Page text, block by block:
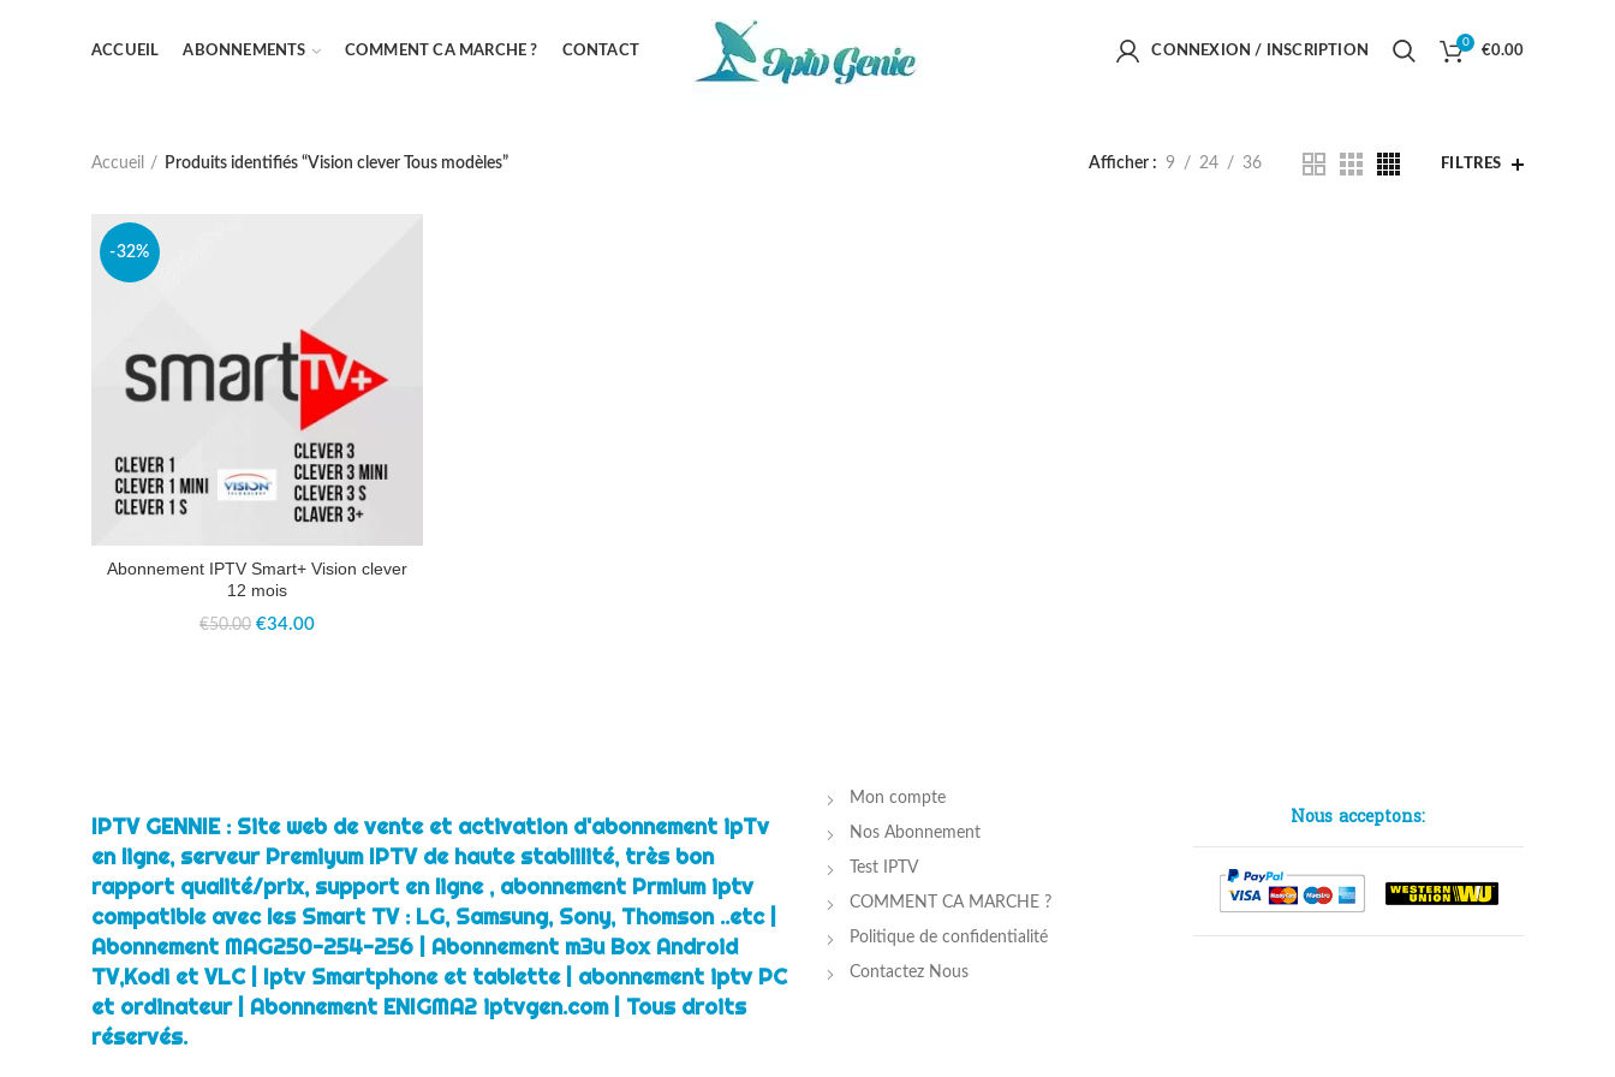
ACCUEIL ABONNEMENTS COMMENT CA MARCHE ? CONTACT CONNEXION / INSCRIPTION
0
€0.00
Accueil Produits identifiés “Vision clever Tous modèles” Afficher 9 24 36 FILTRES
-32%
Abonnement IPTV Smart+ Vision clever
12 mois
€50.00 Le
€34.00Le
IPTV GENNIE : Site web de vente et activation d'abonnement ipTv
en ligne, serveur Premiyum IPTV de haute stablilité, très bon
rapport qualité/prix, support en ligne , abonnement Prmium iptv
compatible avec les Smart TV : LG, Samsung, Sony, Thomson ..etc |
Abonnement MAG250-254-256 | Abonnement m3u Box Android
TV,Kodi et VLC | Iptv Smartphone et tablette | abonnement iptv PC
et ordinateur | Abonnement ENIGMA2 iptvgen.com | Tous droits
réservés.
Mon compte
Nos Abonnement
Test IPTV
COMMENT CA MARCHE ?
Politique de confidentialité
Contactez Nous
Nous acceptons: